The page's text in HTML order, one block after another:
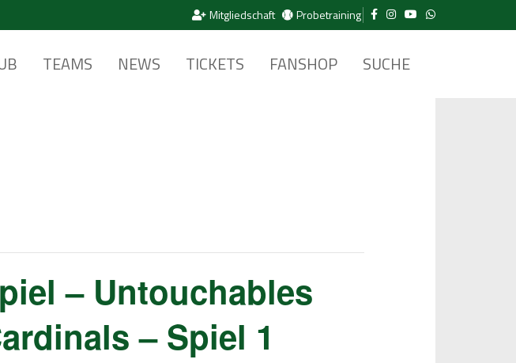
Mitgliedschaft Probetraining
TEAMS NEWS TICKETS FANSHOP SUCHE
– Untouchables
– Spiel 1